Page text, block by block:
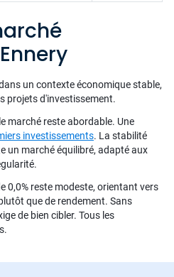
un contexte économique stable,
projets d'investissement.
marché reste abordable. Une
investissements. La stabilité
un marché équilibré, adapté aux
0,0% reste modeste, orientant vers
que de rendement. Sans
de bien cibler. Tous les